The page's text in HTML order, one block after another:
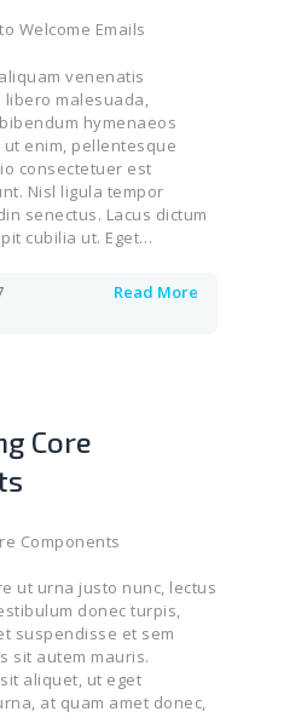
venenatis
malesuada,
hymenaeos
enim, pellentesque
consectetuer est
Nisl ligula tempor
senectus. Lacus dictum
cubilia ut. Eget…
Read More
Core
ut urna justo nunc, lectus
donec turpis,
suspendisse et sem
sit autem mauris.
aliquet, ut eget
at quam amet donec,